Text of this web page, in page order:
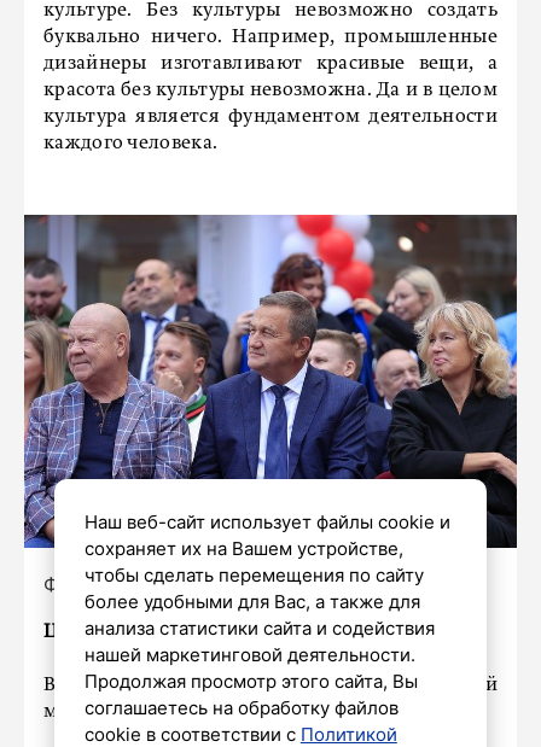
культуре. Без культуры невозможно создать
буквально ничего. Например, промышленные
дизайнеры изготавливают красивые вещи, а
красота без культуры невозможна. Да и в целом
культура является фундаментом деятельности
каждого человека.
Фото: предоставлено СПбГУП
ЦИТАДЕЛЬ ТВОРЧЕСТВА
Вместе с тем в этом году отмечает юбилей
международная гимназия «Ольгино» СПбГУП.
Наш веб-сайт использует файлы cookie и
сохраняет их на Вашем устройстве,
чтобы сделать перемещения по сайту
более удобными для Вас, а также для
анализа статистики сайта и содействия
нашей маркетинговой деятельности.
Продолжая просмотр этого сайта, Вы
соглашаетесь на обработку файлов
cookie в соответствии с Политикой